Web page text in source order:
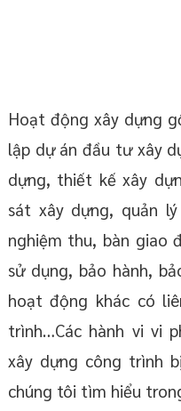
Hoạt động xây dựng
lập dự án đầu tư xây
dựng, thiết kế xây
sát xây dựng, quản
nghiệm thu, bàn giao
sử dụng, bảo hành,
hoạt động khác có
trình…Các hành vi vi
xây dựng công trình
chúng tôi tìm hiểu